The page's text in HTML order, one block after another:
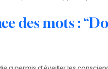
des mots :